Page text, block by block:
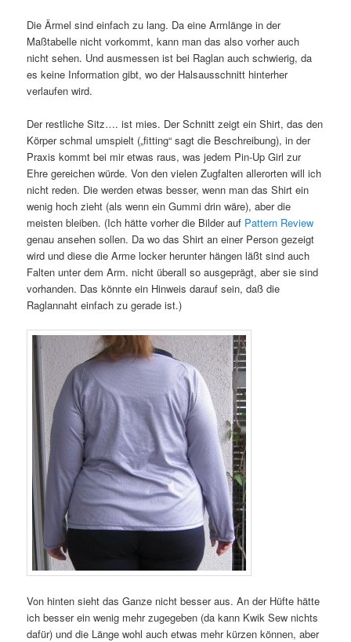
Die Ärmel sind einfach zu lang. Da eine Armlänge in der
Maßtabelle nicht vorkommt, kann man das also vorher auch
nicht sehen. Und ausmessen ist bei Raglan auch schwierig, da
es keine Information gibt, wo der Halsausschnitt hinterher
verlaufen wird.
Der restliche Sitz…. ist mies. Der Schnitt zeigt ein Shirt, das den
Körper schmal umspielt („fitting“ sagt die Beschreibung), in der
Praxis kommt bei mir etwas raus, was jedem Pin-Up Girl zur
Ehre gereichen würde. Von den vielen Zugfalten allerorten will ich
nicht reden. Die werden etwas besser, wenn man das Shirt ein
wenig hoch zieht (als wenn ein Gummi drin wäre), aber die
meisten bleiben. (Ich hätte vorher die Bilder auf Pattern Review
genau ansehen sollen. Da wo das Shirt an einer Person gezeigt
wird und diese die Arme locker herunter hängen läßt sind auch
Falten unter dem Arm. nicht überall so ausgeprägt, aber sie sind
vorhanden. Das könnte ein Hinweis darauf sein, daß die
Raglannaht einfach zu gerade ist.)
Von hinten sieht das Ganze nicht besser aus. An der Hüfte hätte
ich besser ein wenig mehr zugegeben (da kann Kwik Sew nichts
dafür) und die Länge wohl auch etwas mehr kürzen können, aber